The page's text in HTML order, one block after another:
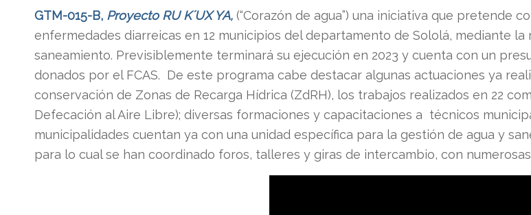
GTM-015-B, Proyecto RU K´UX YA, (“Corazón de agua”) una iniciativa que pretende
enfermedades diarreicas en 12 municipios del departamento de Sololá, mediante
saneamiento. Previsiblemente terminará su ejecución en 2023 y cuenta con un
donados por el FCAS. De este programa cabe destacar algunas actuaciones ya
conservación de Zonas de Recarga Hídrica (ZdRH), los trabajos realizados en 22
Defecación al Aire Libre); diversas formaciones y capacitaciones a técnicos
municipalidades cuentan ya con una unidad específica para la gestión de agua y
para lo cual se han coordinado foros, talleres y giras de intercambio, con